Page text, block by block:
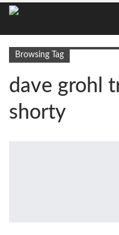
Browsing Tag
dave grohl
shorty